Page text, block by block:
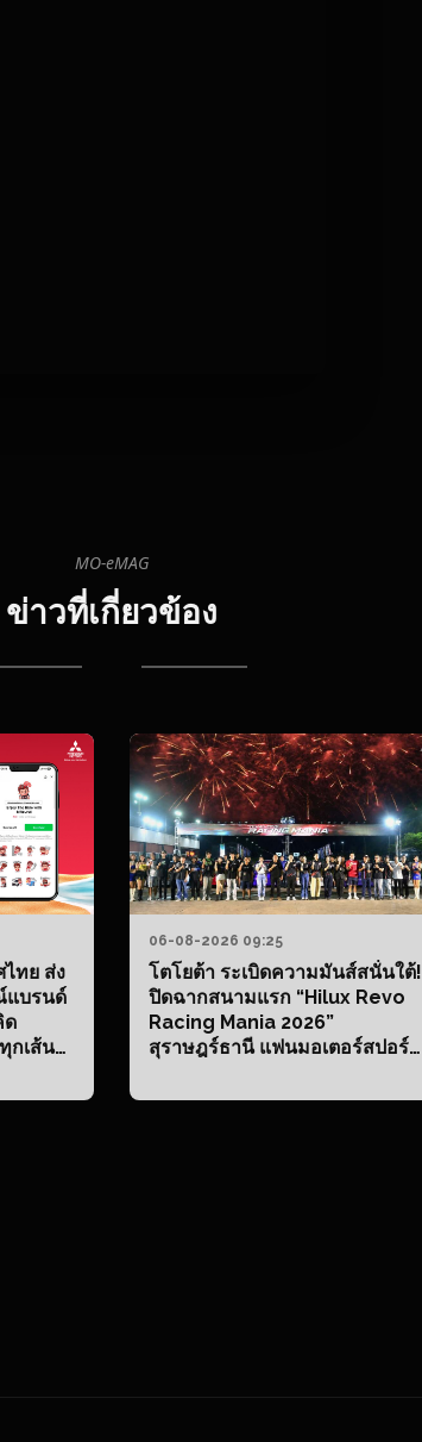
MO-eMAG
ข่าวที่เกี่ยวข้อง
ทย ส่ง
แบรนด์
ด
กเส้น
หลดสติ
06-08-2026 09:25
โตโยต้า ระเบิดความมันส์สนั่นใต้!
ปิดฉากสนามแรก “Hilux Revo
Racing Mania 2026”
สุราษฎร์ธานี แฟนมอเตอร์สปอร์ต